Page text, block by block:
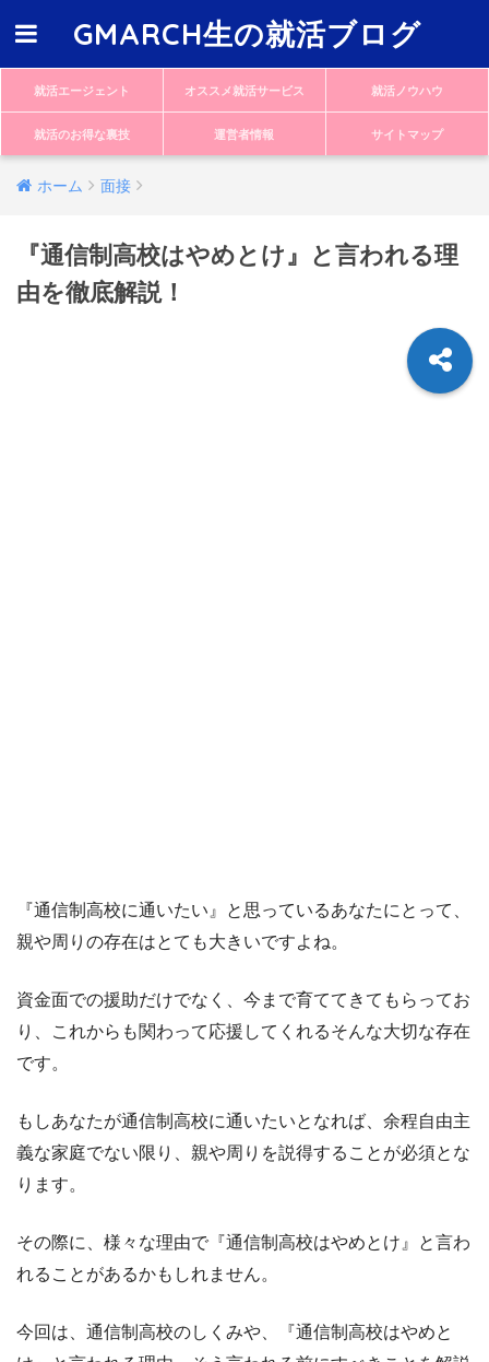
GMARCH生の就活ブログ
就活エージェント オススメ就活サービス 就活ノウハウ
就活のお得な裏技 運営者情報 サイトマップ
ホーム 面接
『通信制高校はやめとけ』と言われる理
由を徹底解説！
『通信制高校に通いたい』と思っているあなたにとって、
親や周りの存在はとても大きいですよね。
資金面での援助だけでなく、今まで育ててきてもらってお
り、これからも関わって応援してくれるそんな大切な存在
です。
もしあなたが通信制高校に通いたいとなれば、余程自由主
義な家庭でない限り、親や周りを説得することが必須とな
ります。
その際に、様々な理由で『通信制高校はやめとけ』と言わ
れることがあるかもしれません。
今回は、通信制高校のしくみや、『通信制高校はやめと